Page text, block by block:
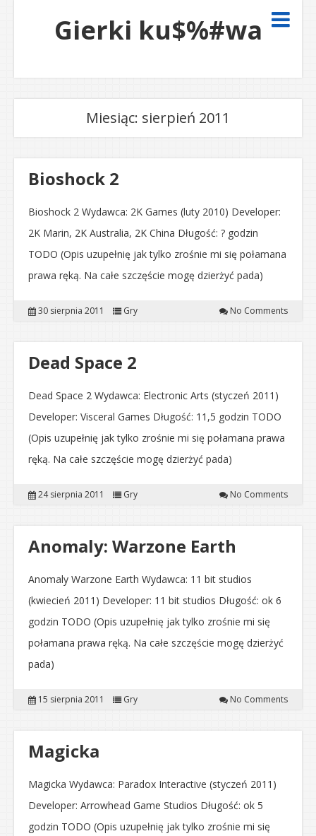
Gierki ku$%#wa
Miesiąc: sierpień 2011
Bioshock 2
Bioshock 2 Wydawca: 2K Games (luty 2010) Developer:
2K Marin, 2K Australia, 2K China Długość: ? godzin
TODO (Opis uzupełnię jak tylko zrośnie mi się połamana
prawa ręką. Na całe szczęście mogę dzierżyć pada)
30 sierpnia 2011 Gry No Comments
Dead Space 2
Dead Space 2 Wydawca: Electronic Arts (styczeń 2011)
Developer: Visceral Games Długość: 11,5 godzin TODO
(Opis uzupełnię jak tylko zrośnie mi się połamana prawa
ręką. Na całe szczęście mogę dzierżyć pada)
24 sierpnia 2011 Gry No Comments
Anomaly: Warzone Earth
Anomaly Warzone Earth Wydawca: 11 bit studios
(kwiecień 2011) Developer: 11 bit studios Długość: ok 6
godzin TODO (Opis uzupełnię jak tylko zrośnie mi się
połamana prawa ręką. Na całe szczęście mogę dzierżyć
pada)
15 sierpnia 2011 Gry No Comments
Magicka
Magicka Wydawca: Paradox Interactive (styczeń 2011)
Developer: Arrowhead Game Studios Długość: ok 5
godzin TODO (Opis uzupełnię jak tylko zrośnie mi się